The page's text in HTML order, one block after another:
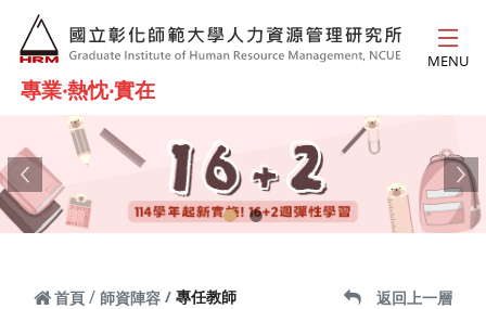
跳到主要內容
專業‧熱忱‧實在
MENU
Previous
首頁 師資陣容 專任教師 返回上一層